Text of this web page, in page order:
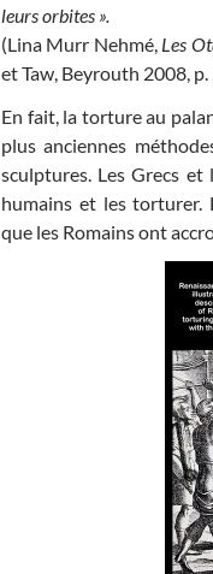
leurs orbites ».
(Lina Murr Nehmé, Les
et Taw, Beyrouth 2008, p.
En fait, la torture au
plus anciennes
sculptures. Les Grecs et
humains et les torturer.
que les Romains ont